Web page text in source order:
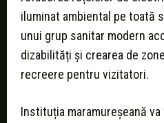
iluminat ambiental pe toată
unui grup sanitar modern
dizabilități şi crearea de
recreere pentru vizitatori.
Instituția maramureșeană